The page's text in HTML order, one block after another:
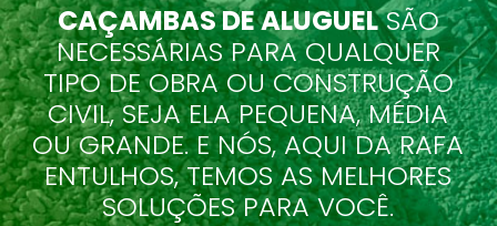
CAÇAMBAS DE ALUGUELSÃO
NECESSÁRIAS PARA QUALQUER
TIPO DE OBRA OU CONSTRUÇÃO
CIVIL, SEJA ELA PEQUENA, MÉDIA
OU GRANDE. E NÓS, AQUI DA RAFA
ENTULHOS, TEMOS AS MELHORES
SOLUÇÕES PARA VOCÊ.